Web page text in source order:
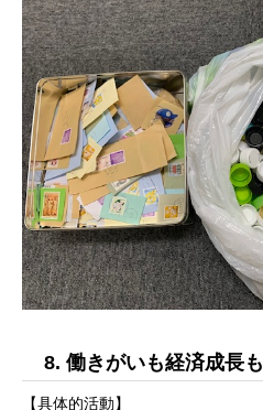
8. 働きがいも経済成長も
【具体的活動】